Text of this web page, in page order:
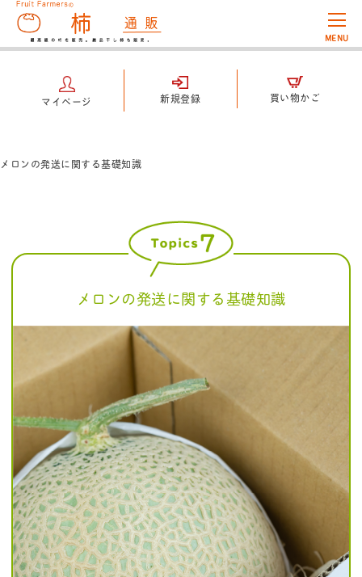
MENU
マイページ 新規登録 買い物かご
メロンの発送に関する基礎知識
メロンの発送に関する基礎知識